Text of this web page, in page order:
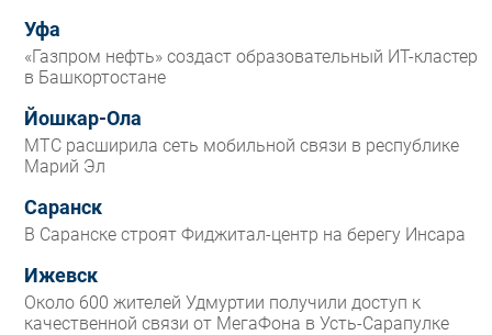
Уфа
«Газпром нефть» создаст образовательный ИТ-кластер
в Башкортостане
Йошкар-Ола
МТС расширила сеть мобильной связи в республике
Марий Эл
Саранск
В Саранске строят Фиджитал-центр на берегу Инсара
Ижевск
Около 600 жителей Удмуртии получили доступ к
качественной связи от МегаФона в Усть-Сарапулке